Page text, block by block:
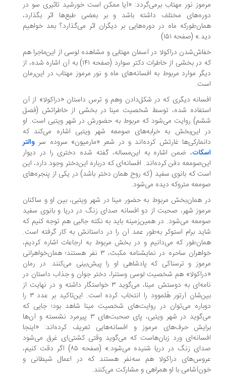
نور مهتاب برمی‌گردد: «آیا ممکن است خورشید تاثیری سو در
مختلف داشته باشد و بر بعضی طبع‌ها اثر بگذارد،
ماه در دوره‌هایی بر دیگران اثر می‌گذارد؟ بعد خواهیم
(صفحه ۱۵۱)
دراکولا در آسمان مهتابی و مشاهده لوسی از این‌ماجرا هم
که در بخشی از خاطرات دکتر سوارد (صفحه ۱۴۱) به آن اشاره شده، از
موارد مربوط به افسانه‌های ماه و نور مرموز مهتاب در این‌رمان
دیگری که در شکل‌دادن وهم و ترس داستان «دراکولا» از آن
شده، توسط شخصیت مینا در بخشی از خاطراتش (فصل
روایت می‌شود که مربوط به حضورش در شهر ویتبی است. او
این‌بخش به خرابه‌های صومعه شهر ویتبی اشاره می‌کند که
غارتش کرده‌اند و در شعر «مارمیون» سروده سروالتر
، ضمن اشاره به این‌مساله، گفته شده دختری را در دیوار
دفن کرده‌اند. افسانه‌ای که درباره این‌دختر وجود دارد، این
که بانوی سفید (که روح همان دختر باشد) در یکی از پنجره‌های
متروکه دیده می‌شود.
همان‌بخش مربوط به حضور مینا در شهر ویتبی، بین او و ساکنان
شهر، صحبت از دو افسانه صدای زنگ در دریا و بانوی سفید
می‌شود. در همین‌زمینه باید به نکته جالبی هم توجه کنیم که
برام استوکر به‌طور عمد آن را در داستانش به کار گرفته است.
که می‌دانیم و در بخش مربوط به ارجاعات اشاره کردیم،
خواهران ساحره در نمایشنامه مکبث، ۳ نفر هستند؛ همان‌خواهرانی
و ترسناکی که پادشاهی او را پیش‌بینی می‌کنند. در رمان
هم شخصیت لوسی وستنرا، دختر جوان و جذاب داستان در
نامه‌ای به دوستش مینا، می‌گوید ۳ خواستگار داشته و در نهایت از
بین‌شان آرتور هُلموود را انتخاب کرده است. این‌تاکید بر عدد ۳ را
می‌توان در روایت‌های شخصیت مینا شاهد بود؛ جایی که
می‌گوید در شهر ویتبی، پای صحبت‌های ۳ پیرمرد نشسته و آن‌ها
حرف‌های مرموز و افسانه‌هایی تعریف کرده‌اند: «اینجا
ورد زبان‌هاست که می‌گوید وقتی کشتی‌ای غرق می‌شود
صدای زنگ در دریا شنیده می‌شود.» (صفحه ۸۵) اگر دقت کنیم،
دراکولا هم سه‌نفر هستند که در اعمال شیطانی و
با او همراهی و مشارکت می‌کنند.